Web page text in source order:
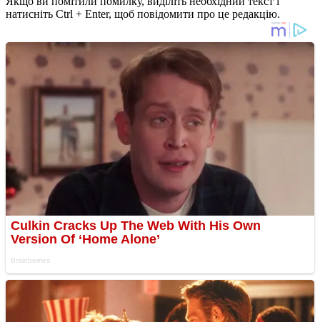
натисніть Ctrl + Enter, щоб повідомити про це редакцію.